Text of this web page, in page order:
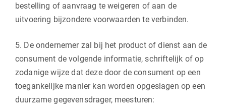
bestelling of aanvraag te weigeren of aan de
uitvoering bijzondere voorwaarden te verbinden.
5. De ondernemer zal bij het product of dienst aan de
consument de volgende informatie, schriftelijk of op
zodanige wijze dat deze door de consument op een
toegankelijke manier kan worden opgeslagen op een
duurzame gegevensdrager, meesturen: